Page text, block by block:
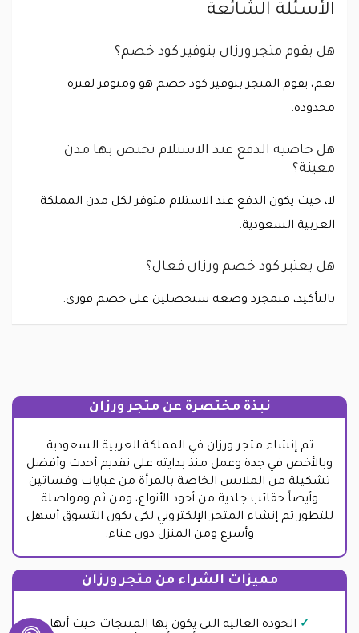
الأسئلة الشائعة
هل يقوم متجر ورزان بتوفير كود خصم؟
نعم، يقوم المتجر بتوفير كود خصم هو ومتوفر لفترة
محدودة.
هل خاصية الدفع عند الاستلام تختص بها مدن
معينة؟
لا، حيث يكون الدفع عند الاستلام متوفر لكل مدن المملكة
العربية السعودية.
هل يعتبر كود خصم ورزان فعال؟
بالتأكيد، فبمجرد وضعه ستحصلين على خصم فوري.
نبذة مختصرة عن متجر ورزان
تم إنشاء متجر ورزان في المملكة العربية السعودية
وبالأخص في جدة وعمل منذ بدايته على تقديم أحدث وأفضل
تشكيلة من الملابس الخاصة بالمرأة من عبايات وفساتين
وأيضاً حقائب جلدية من أجود الأنواع، ومن ثم ومواصلة
للتطور تم إنشاء المتجر الإلكتروني لكى يكون التسوق أسهل
وأسرع ومن المنزل دون عناء.
مميزات الشراء من متجر ورزان
الجودة العالية التى يكون بها المنتجات حيث أنها